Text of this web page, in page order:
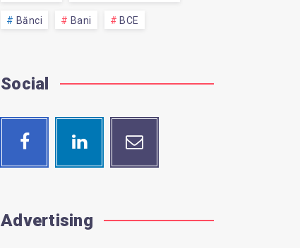
Bănci Bani BCE
Social
Facebook
Follow
Linkedin
Visit
Email
Contact
Advertising